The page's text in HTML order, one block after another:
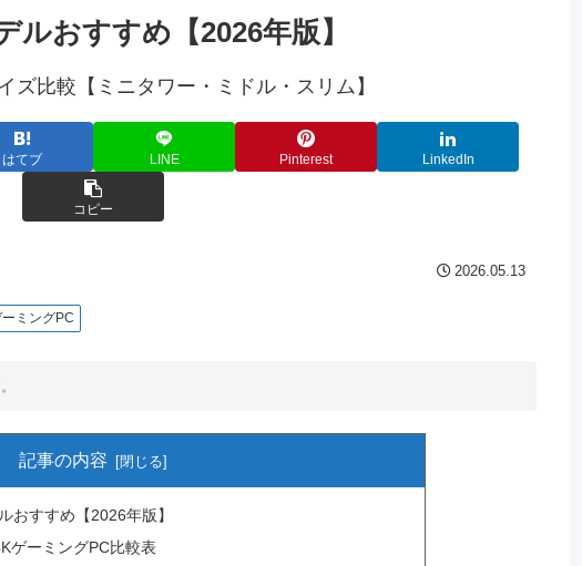
おすすめ【2026年版】
はてブ LINE Pinterest LinkedIn
コピー
2026.05.13
ミングPC
記事の内容
おすすめ【2026年版】
ゲーミングPC比較表